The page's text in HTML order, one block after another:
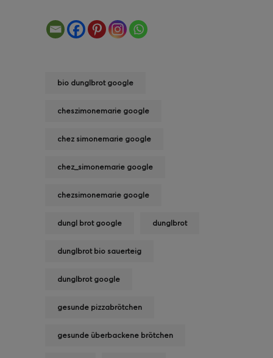
bio dunglbrot google
cheszimonemarie google
chez simonemarie google
chez_simonemarie google
chezsimonemarie google
dungl brot google dunglbrot
dunglbrot bio sauerteig
dunglbrot google
gesunde pizzabrötchen
gesunde überbackene brötchen